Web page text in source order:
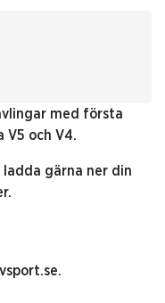
med första
V5 och V4.
gärna ner din
.